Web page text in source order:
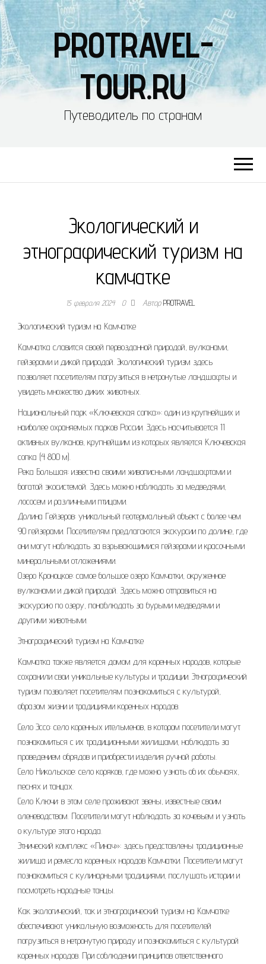
PROTRAVEL-
TOUR.RU
Путеводитель по странам
Экологический и
этнографический туризм на
камчатке
15 февраля 2024 0 АвторPROTRAVEL
Экологический туризм на Камчатке
Камчатка славится своей первозданной природой, вулканами,
гейзерами и дикой природой. Экологический туризм здесь
позволяет посетителям погрузиться в нетронутые ландшафты и
увидеть множество диких животных.
Национальный парк «Ключевская сопка»: один из крупнейших и
наиболее охраняемых парков России. Здесь насчитывается 11
активных вулканов, крупнейшим из которых является Ключевская
сопка (4 800 м).
Река Большая: известна своими живописными ландшафтами и
богатой экосистемой. Здесь можно наблюдать за медведями,
лососем и различными птицами.
Долина Гейзеров: уникальный геотермальный объект с более чем
90 гейзерами. Посетителям предлагаются экскурсии по долине, где
они могут наблюдать за взрывающимися гейзерами и красочными
минеральными отложениями.
Озеро Кроноцкое: самое большое озеро Камчатки, окруженное
вулканами и дикой природой. Здесь можно отправиться на
экскурсию по озеру, понаблюдать за бурыми медведями и
другими животными.
Этнографический туризм на Камчатке
Камчатка также является домом для коренных народов, которые
сохранили свои уникальные культуры и традиции. Этнографический
туризм позволяет посетителям познакомиться с культурой,
образом жизни и традициями коренных народов.
Село Эссо: село коренных ительменов, в котором посетители могут
познакомиться с их традиционными жилищами, наблюдать за
проведением обрядов и приобрести изделия ручной работы.
Село Никольское: село коряков, где можно узнать об их обычаях,
песнях и танцах.
Село Ключи: в этом селе проживают эвены, известные своим
оленеводством. Посетители могут наблюдать за кочевьем и узнать
о культуре этого народа.
Этнический комплекс «Пинач»: здесь представлены традиционные
жилища и ремесла коренных народов Камчатки. Посетители могут
познакомиться с кулинарными традициями, послушать истории и
посмотреть народные танцы.
Как экологический, так и этнографический туризм на Камчатке
обеспечивают уникальную возможность для посетителей
погрузиться в нетронутую природу и познакомиться с культурой
коренных народов. При соблюдении принципов ответственного